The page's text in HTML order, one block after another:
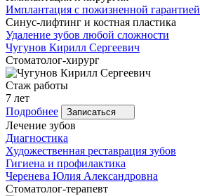
Имплантация с пожизненной гарантией
Синус-лифтинг и костная пластика
Удаление зубов любой сложности
Чугунов Кирилл Сергеевич
Стоматолог-хирург
Стаж работы
7 лет
Подробнее
Записаться
Лечение зубов
Диагностика
Художественная реставрация зубов
Гигиена и профилактика
Черенева Юлия Александровна
Стоматолог-терапевт